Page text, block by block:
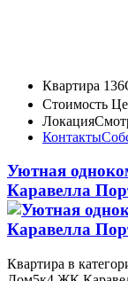
Квартира 136
Стоимость
Локация
Контакты
Уютная
Каравелла
Квартира в